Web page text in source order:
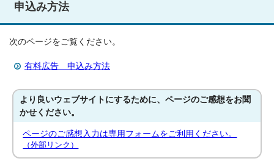
申込み方法
次のページをご覧ください。
有料広告 申込み方法
より良いウェブサイトにするために、ページのご感想をお聞
かせください。
ページのご感想入力は専用フォームをご利用ください。
（外部リンク）